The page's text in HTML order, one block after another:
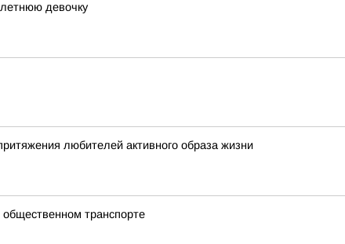
девочку
любителей активного образа жизни
транспорте